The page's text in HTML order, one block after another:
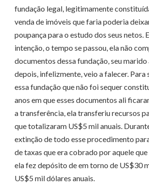
fundação legal, legitimamente
venda de imóveis que faria poderia
poupança para o estudo dos seus netos.
intenção, o tempo se passou, ela não
documentos dessa fundação, seu marido
depois, infelizmente, veio a falecer. Para
essa fundação que não foi sequer
anos em que esses documentos ali
a transferência, ela transferiu recursos
que totalizaram US$5 mil anuais.
extinção de todo esse procedimento
de taxas que era cobrado por aquele
ela fez depósito de em torno de US$30
US$5 mil dólares anuais.